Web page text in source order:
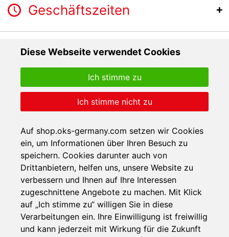
Diese Webseite verwendet Cookies
Auf shop.oks-germany.com setzen wir Cookies
ein, um Informationen über Ihren Besuch zu
speichern. Cookies darunter auch von
Drittanbietern, helfen uns, unsere Website zu
verbessern und Ihnen auf Ihre Interessen
zugeschnittene Angebote zu machen. Mit Klick
auf „Ich stimme zu“ willigen Sie in diese
Verarbeitungen ein. Ihre Einwilligung ist freiwillig
und kann jederzeit mit Wirkung für die Zukunft
Ich stimme nicht zu
Ich stimme zu
Geschäftszeiten